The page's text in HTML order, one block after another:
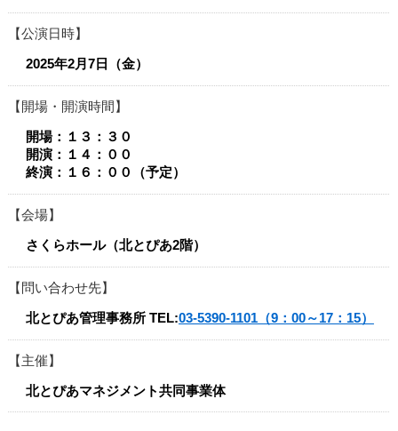
公演日時
2025年2月7日（金）
開場・開演時間
開場：１３：３０
開演：１４：００
終演：１６：００（予定）​
会場
さくらホール（北とぴあ2階）
問い合わせ先
北とぴあ管理事務所 TEL:03-5390-1101（9：00～17：15）
主催
北とぴあマネジメント共同事業体